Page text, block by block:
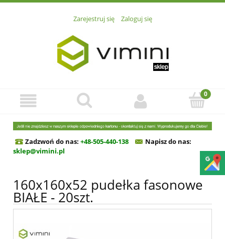
Zarejestruj się Zaloguj się
Zadzwoń do nas: +48-505-440-138 Napisz do nas:
sklep@vimini.pl
160x160x52 pudełka fasonowe
BIAŁE - 20szt.